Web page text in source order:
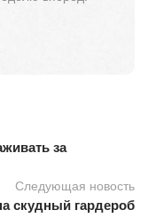
за
Следующая новость
скудный гардероб